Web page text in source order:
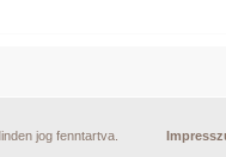
jog fenntartva.